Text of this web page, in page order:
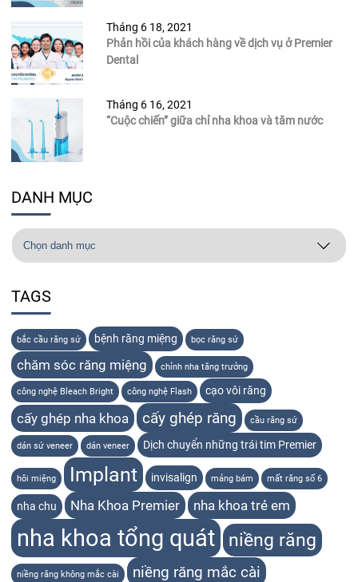
Tháng 6 18, 2021
Phản hồi của khách hàng về dịch vụ ở Premier
Dental
Tháng 6 16, 2021
“Cuộc chiến” giữa chỉ nha khoa và tăm nước
DANH MỤC
TAGS
bắc cầu răng sứ bệnh răng miệng bọc răng sứ
chăm sóc răng miệng chỉnh nha tăng trưởng
công nghệ Bleach Bright công nghệ Flash cạo vôi răng
cấy ghép nha khoa cấy ghép răng cầu răng sứ
dán sứ veneer dán veneer Dịch chuyển những trái tim Premier
hôi miệng Implant invisalign mảng bám mất răng số 6
nha chu Nha Khoa Premier nha khoa trẻ em
nha khoa tổng quát niềng răng
niềng răng không mắc cài niềng răng mắc cài